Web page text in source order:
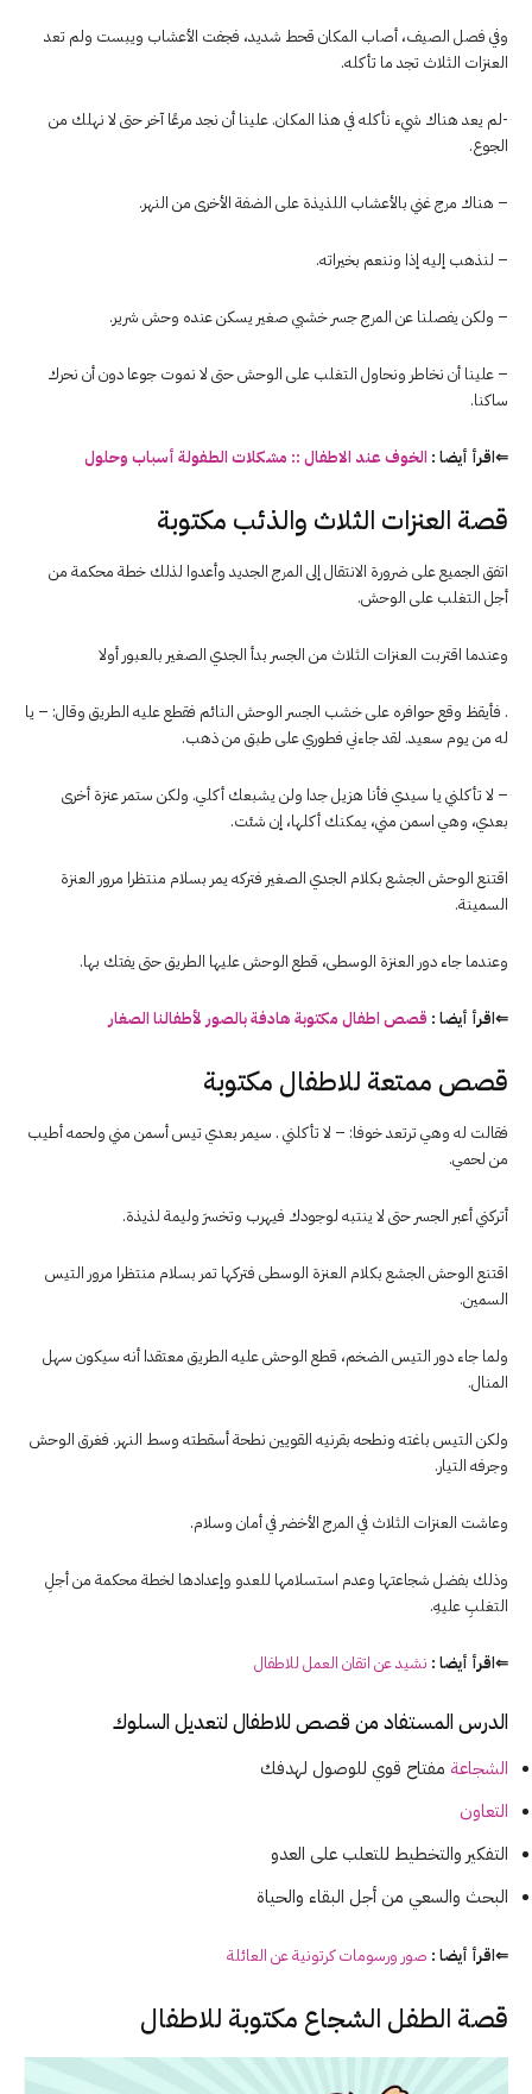
وفي فصل الصيف، أصاب المكان قحط شديد، فجفت الأعشاب ويبست ولم تعد
العنزات الثلاث تجد ما تأكله.
-لم يعد هناك شيء نأكله في هذا المكان. علينا أن نجد مرعًا آخر حتى لا نهلك من
الجوع.
– هناك مرج غني بالأعشاب اللذيذة على الضفة الأخرى من النهر.
– لنذهب إليه إذا وننعم بخيراته.
– ولكن يفصلنا عن المرج جسر خشبي صغير يسكن عنده وحش شرير.
– علينا أن نخاطر ونحاول التغلب على الوحش حتى لا نموت جوعا دون أن نحرك
ساكنا.
⇐اقرأ أيضا : الخوف عند الاطفال :: مشكلات الطفولة أسباب وحلول
قصة العنزات الثلاث والذئب مكتوبة
اتفق الجميع على ضرورة الانتقال إلى المرج الجديد وأعدوا لذلك خطة محكمة من
أجل التغلب على الوحش.
وعندما اقتربت العنزات الثلاث من الجسر بدأ الجدي الصغير بالعبور أولا
. فأيقظ وقع حوافره على خشب الجسر الوحش النائم فقطع عليه الطريق وقال: – يا
له من يوم سعيد. لقد جاءني فطوري على طبق من ذهب.
– لا تأكلني يا سيدي فأنا هزيل جدا ولن يشبعك أكلي. ولكن ستمر عنزة أخرى
بعدي، وهي اسمن مني، يمكنك أكلها، إن شئت.
اقتنع الوحش الجشع بكلام الجدي الصغير فتركه يمر بسلام منتظرا مرور العنزة
السمينة.
وعندما جاء دور العنزة الوسطى، قطع الوحش عليها الطريق حتى يفتك بها.
⇐اقرأ أيضا : قصص اطفال مكتوبة هادفة بالصور لأطفالنا الصغار
قصص ممتعة للاطفال مكتوبة
فقالت له وهي ترتعد خوفا: – لا تأكلني . سيمر بعدي تيس أسمن مني ولحمه أطيب
من لحمي.
أتركني أعبر الجسر حتى لا ينتبه لوجودك فيهرب وتخسرَ وليمة لذيذة.
اقتنع الوحش الجشع بكلام العنزة الوسطى فتركها تمر بسلام منتظرا مرور التيس
السمين.
ولما جاء دور التيس الضخم، قطع الوحش عليه الطريق معتقدا أنه سيكون سهل
المنال.
ولكن التيس باغته ونطحه بقرنيه القويين نطحة أسقطته وسط النهر. فغرق الوحش
وجرفه التيار.
وعاشت العنزات الثلاث في المرج الأخضر في أمان وسلام.
وذلك بفضل شجاعتها وعدم استسلامها للعدو وإعدادها لخطة محكمة من أجلِ
التغلبِ عليهِ.
⇐اقرأ أيضا : نشيد عن اتقان العمل للاطفال
الدرس المستفاد من قصص للاطفال لتعديل السلوك
الشجاعة مفتاح قوي للوصول لهدفك
التعاون
التفكير والتخطيط للتعلب على العدو
البحث والسعي من أجل البقاء والحياة
⇐اقرأ أيضا : صور ورسومات كرتونية عن العائلة
قصة الطفل الشجاع مكتوبة للاطفال